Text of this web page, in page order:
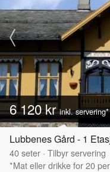
6 120 krinkl. servering*
Lubbenes Gård - 1
40seter · Tilbyr servering
*Mat eller drikke for 20